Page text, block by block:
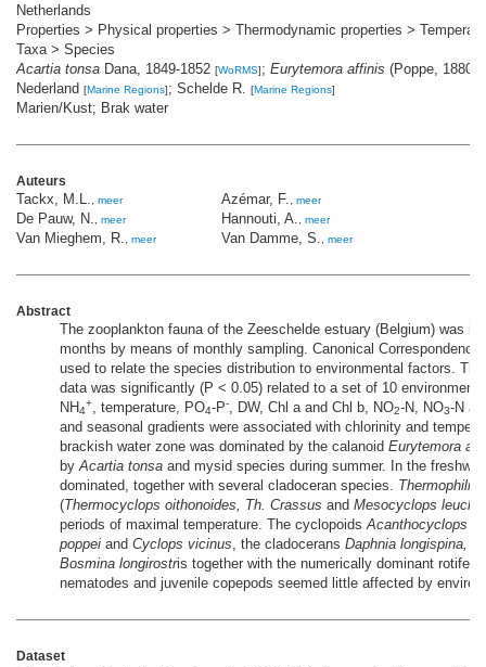
Netherlands
Properties > Physical properties > Thermodynamic properties >
Taxa > Species
Acartia tonsa Dana, 1849-1852 [WoRMS]; Eurytemora affinis (Poppe, 1880)
Nederland [Marine Regions]; Schelde R. [Marine Regions]
Marien/Kust; Brak water
Auteurs
Tackx, M.L. meer
De Pauw, N. meer
Van Mieghem, R. meer
Azémar, F. meer
Hannouti, A. meer
Van Damme, S. meer
Abstract
The zooplankton fauna of the Zeeschelde estuary (Belgium) was
months by means of monthly sampling. Canonical
used to relate the species distribution to environmental factors.
data was significantly (P < 0.05) related to a set of 10
NH4
+ , temperature, PO4-P- , DW, Chl a and Chl b, NO2-N, NO3-N
and seasonal gradients were associated with chlorinity and
brackish water zone was dominated by the calanoid Eurytemora
by Acartia tonsa and mysid species during summer. In the
dominated, together with several cladoceran species. Thermophilic
(Thermocyclops oithonoides, Th. Crassus and Mesocyclops
periods of maximal temperature. The cyclopoids Acanthocyclops
poppei and Cyclops vicinus , the cladocerans Daphnia longispina,
Bosmina longirostris together with the numerically dominant
nematodes and juvenile copepods seemed little affected by
Dataset